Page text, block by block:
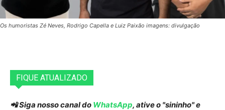
Os humoristas Zé Neves, Rodrigo Capella e Luiz Paixão imagens: divulgação
FIQUE ATUALIZADO
📲 Siga nosso canal do WhatsApp, ative o "sininho" e